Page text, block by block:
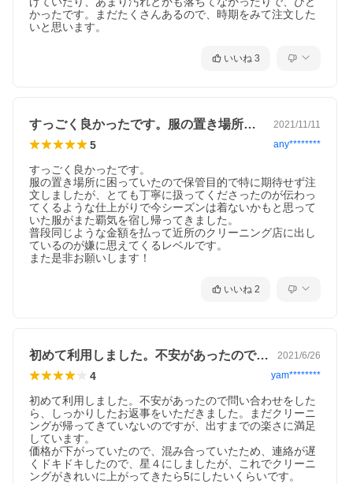
かったです。まだたくさんあるので、時期をみて注文した
いと思います。
いいね 3
すっごく良かったです。服の置き場所に困… 2021/11/11
5 any********
すっごく良かったです。
服の置き場所に困っていたので保管目的で特に期待せず注
文しましたが、とても丁寧に扱ってくださったのが伝わっ
てくるような仕上がりで今シーズンは着ないかもと思って
いた服がまた覇気を宿し帰ってきました。
普段同じような金額を払って近所のクリーニング店に出し
ているのが嫌に思えてくるレベルです。
また是非お願いします！
いいね 2
初めて利用しました。不安があったので問… 2021/6/26
4 yam********
初めて利用しました。不安があったので問い合わせをした
ら、しっかりしたお返事をいただきました。まだクリーニ
ングが帰ってきていないのですが、出すまでの楽さに満足
しています。
価格が下がっていたので、混み合っていたため、連絡が遅
くドキドキしたので、星４にしましたが、これでクリーニ
ングがきれいに上がってきたら5にしたいくらいです。